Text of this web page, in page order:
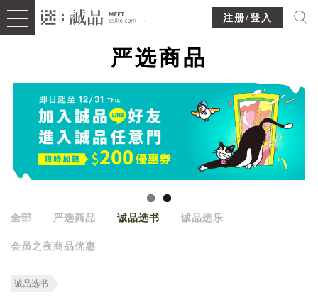
注册/登入
严选商品
全部 严选商品 诚品选书 诚品选乐
会员之夜商品优惠
诚品选书